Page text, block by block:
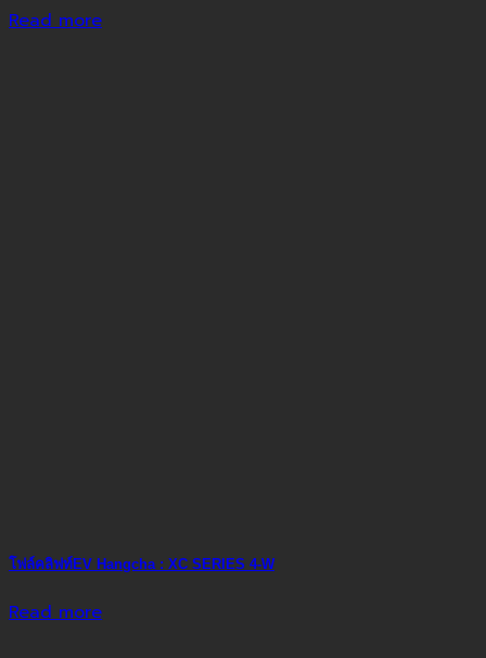
Read more
โฟล์คลิฟท์EV Hangcha : XC SERIES 4-W
Read more